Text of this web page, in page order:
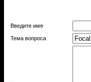
Введите имя
Тема вопроса